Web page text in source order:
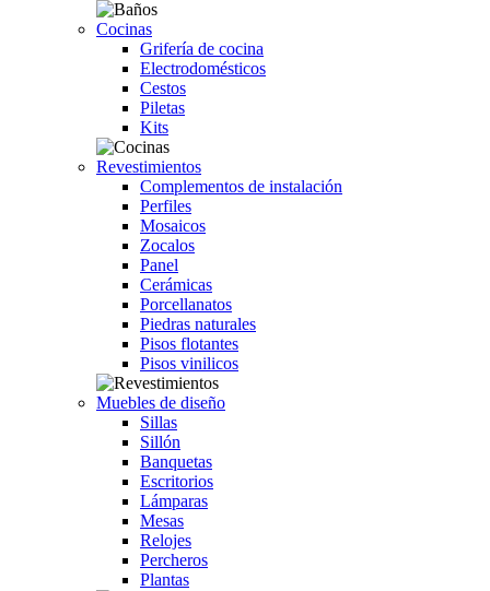
Cocinas
Grifería de cocina
Electrodomésticos
Cestos
Piletas
Kits
Revestimientos
Complementos de instalación
Perfiles
Mosaicos
Zocalos
Panel
Cerámicas
Porcellanatos
Piedras naturales
Pisos flotantes
Pisos vinilicos
Muebles de diseño
Sillas
Sillón
Banquetas
Escritorios
Lámparas
Mesas
Relojes
Percheros
Plantas